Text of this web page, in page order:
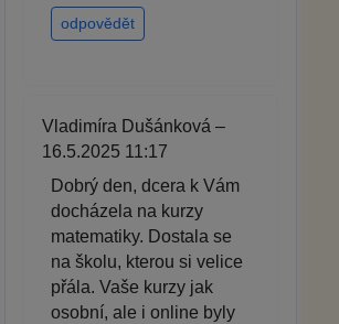
odpovědět
Vladimíra Dušánková –
16.5.2025 11:17
Dobrý den, dcera k Vám
docházela na kurzy
matematiky. Dostala se
na školu, kterou si velice
přála. Vaše kurzy jak
osobní, ale i online byly